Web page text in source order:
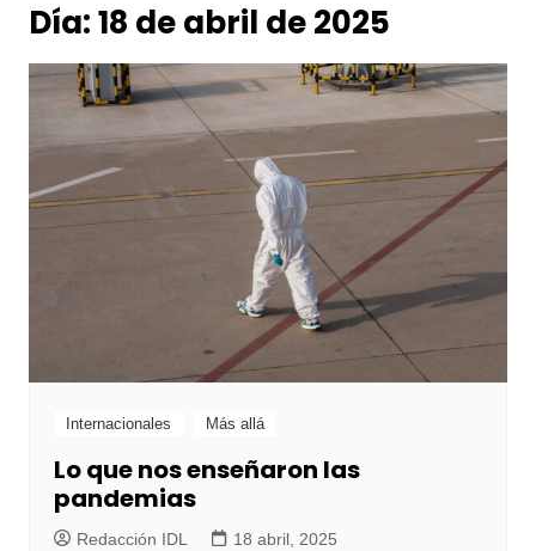
Día:18 de abril de 2025
Internacionales Más allá
Lo que nos enseñaron las
pandemias
Redacción IDL 18 abril, 2025